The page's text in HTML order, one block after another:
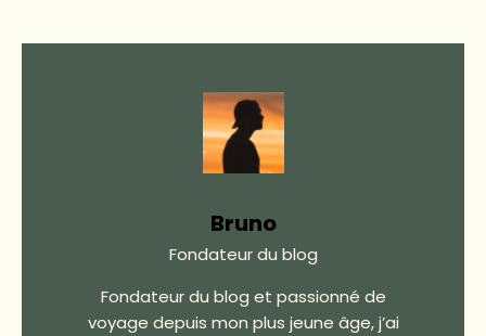
Bruno
Fondateur du blog
Fondateur du blog et passionné de
voyage depuis mon plus jeune âge, j’ai